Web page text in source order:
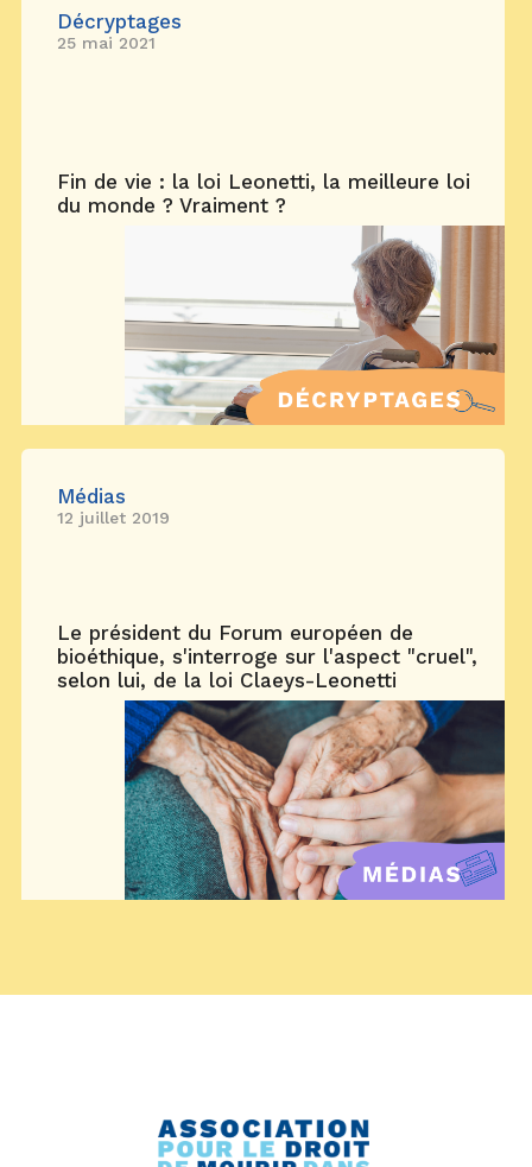
Décryptages
25 mai 2021
Fin de vie : la loi Leonetti, la meilleure loi
du monde ? Vraiment ?
Médias
12 juillet 2019
Le président du Forum européen de
bioéthique, s'interroge sur l'aspect "cruel",
selon lui, de la loi Claeys-Leonetti